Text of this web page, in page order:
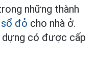
những thành
sổ đỏ cho nhà ở.
dựng có được cấp